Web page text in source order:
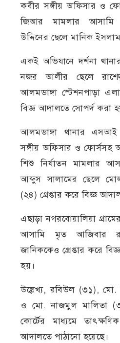
কবীর সঙ্গীয় অফিসার ও
জিআর মামলার আসামি
উদ্দিনের ছেলে মানিক
একই অভিযানে দর্শনা
নজর আলীর ছেলে
আলমডাঙ্গা স্টেশনপাড়া
বিজ্ঞ আদালতে সোপর্দ করা
আলমডাঙ্গা থানার
সঙ্গীয় অফিসার ও ফোর্সসহ
শিশু নির্যাতন মামলার
আব্দুস সালামের ছেলে
(২৪) গ্রেপ্তার করে বিজ্ঞ
এছাড়া নগরবোয়ালিয়া
আসামি মৃত আজিবার
জানিককেও গ্রেপ্তার করে
হয়।
উল্লেখ্য, রবিউল (৩১),
ও মো. নাজমুল মালিতা
কোর্টের মাধ্যমে
আদালতে পাঠানো হয়েছে।